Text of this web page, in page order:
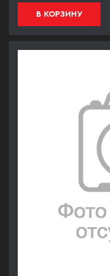
В КОРЗИНУ